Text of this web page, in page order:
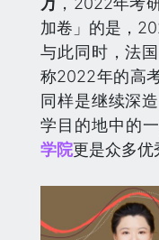
加卷」的是，
与此同时，法
称2022年的高
同样是继续深
学目的地中的
学院更是众多优